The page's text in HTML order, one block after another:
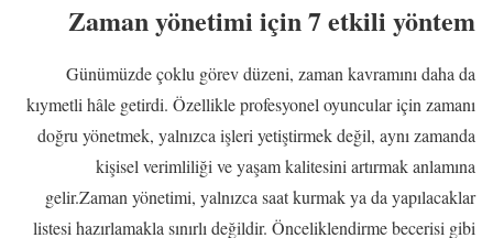
Zaman yönetimi için 7 etkili yöntem
Günümüzde çoklu görev düzeni, zaman kavramını daha da
kıymetli hâle getirdi. Özellikle profesyonel oyuncular için zamanı
doğru yönetmek, yalnızca işleri yetiştirmek değil, aynı zamanda
kişisel verimliliği ve yaşam kalitesini artırmak anlamına
gelir.Zaman yönetimi, yalnızca saat kurmak ya da yapılacaklar
listesi hazırlamakla sınırlı değildir. Önceliklendirme becerisi gibi